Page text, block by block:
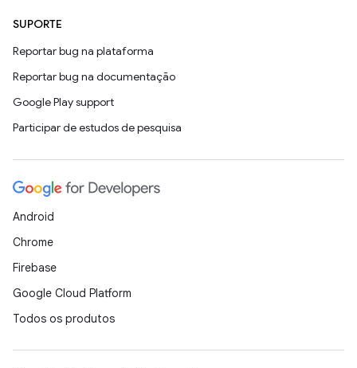
SUPORTE
Reportar bug na plataforma
Reportar bug na documentação
Google Play support
Participar de estudos de pesquisa
Android
Chrome
Firebase
Google Cloud Platform
Todos os produtos